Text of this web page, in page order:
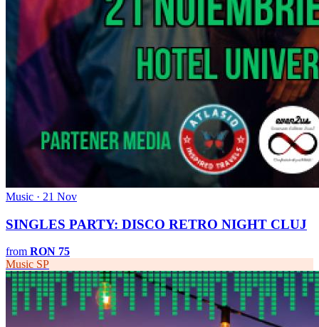
Music · 21 Nov
SINGLES PARTY: DISCO RETRO NIGHT CLUJ
from RON 75
Music SP